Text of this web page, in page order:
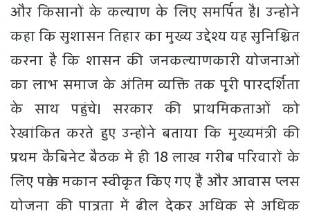
और किसानों के कल्याण के लिए समर्पित है। उन्होंने
कहा कि सुशासन तिहार का मुख्य उद्देश्य यह सुनिश्चित
करना है कि शासन की जनकल्याणकारी योजनाओं
का लाभ समाज के अंतिम व्यक्ति तक पूरी पारदर्शिता
के साथ पहुंचे। सरकार की प्राथमिकताओं को
रेखांकित करते हुए उन्होंने बताया कि मुख्यमंत्री की
प्रथम कैबिनेट बैठक में ही 18 लाख गरीब परिवारों के
लिए पक्के मकान स्वीकृत किए गए हैं और आवास प्लस
योजना की पात्रता में ढील देकर अधिक से अधिक